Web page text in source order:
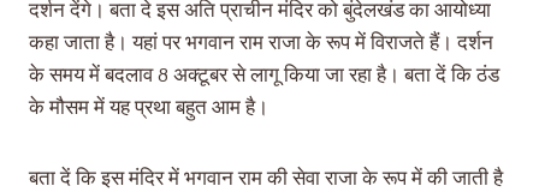
दर्शन देंगे। बता दे इस अति प्राचीन मंदिर को बुंदेलखंड का आयोध्या
कहा जाता है। यहां पर भगवान राम राजा के रूप में विराजते हैं। दर्शन
के समय में बदलाव 8 अक्टूबर से लागू किया जा रहा है। बता दें कि ठंड
के मौसम में यह प्रथा बहुत आम है।
बता दें कि इस मंदिर में भगवान राम की सेवा राजा के रूप में की जाती है